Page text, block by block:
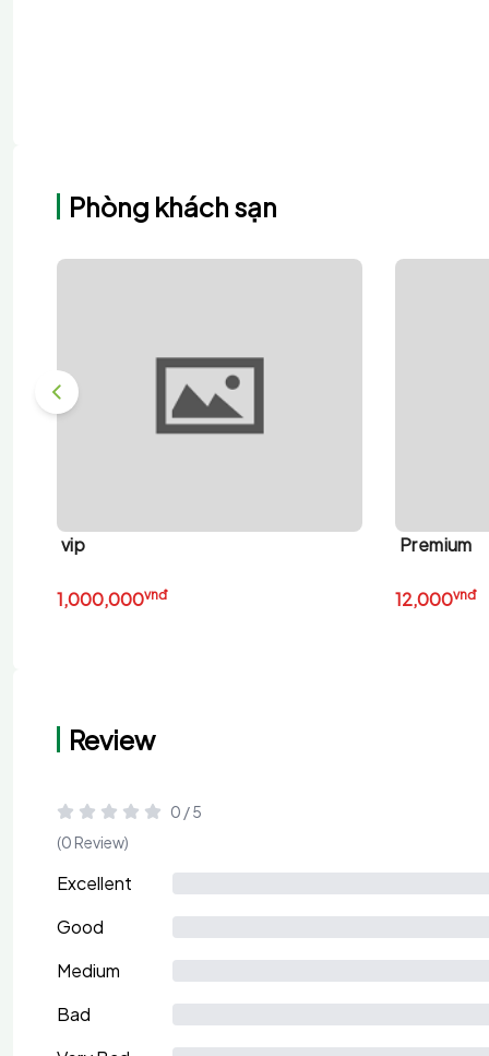
Phòng khách sạn
vip
1,000,000vnđ
Premium
12,000vnđ
Review
0 / 5
(0 Review)
Excellent
Good
Medium
Bad